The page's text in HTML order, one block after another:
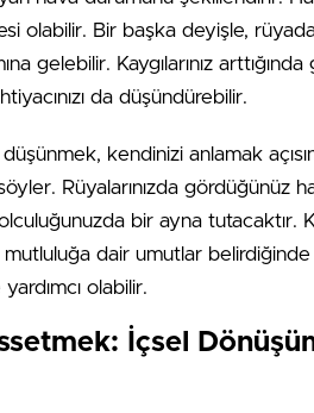
olabilir. Bir başka deyişle,
gelebilir. Kaygılarınız
da düşündürebilir.
kendinizi anlamak
Rüyalarınızda gördüğünüz
bir ayna tutacaktır.
dair umutlar belirdiğinde
yardımcı olabilir.
İçsel